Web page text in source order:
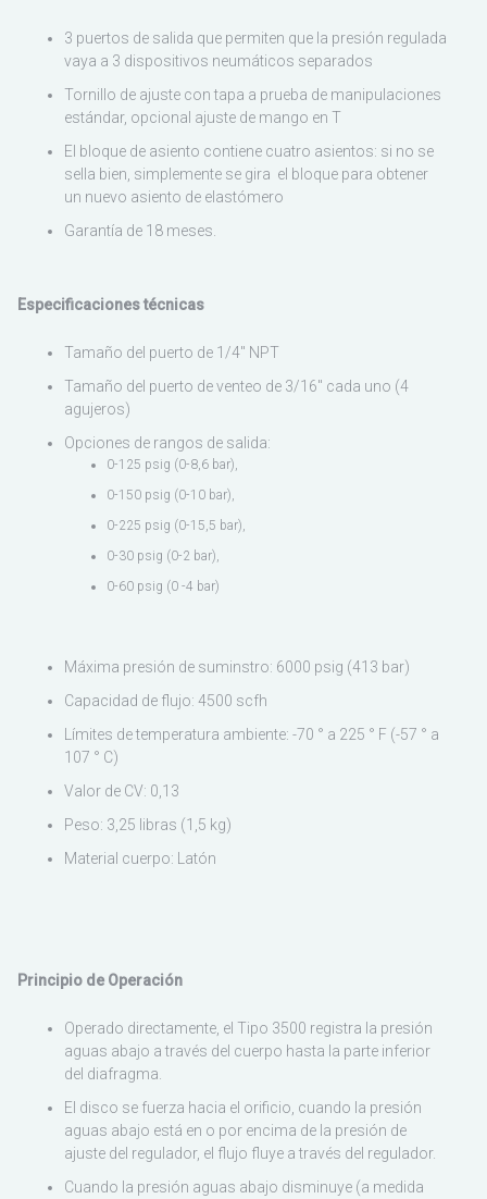
Sudamérica
3 puertos de salida que permiten que la presión regulada
vaya a 3 dispositivos neumáticos separados
Tornillo de ajuste con tapa a prueba de manipulaciones
estándar, opcional ajuste de mango en T
El bloque de asiento contiene cuatro asientos: si no se
sella bien, simplemente se gira el bloque para obtener
un nuevo asiento de elastómero
Garantía de 18 meses.
Especificaciones técnicas
Tamaño del puerto de 1/4" NPT
Tamaño del puerto de venteo de 3/16" cada uno (4
agujeros)
Opciones de rangos de salida:
0-125 psig (0-8,6 bar),
0-150 psig (0-10 bar),
0-225 psig (0-15,5 bar),
0-30 psig (0-2 bar),
0-60 psig (0 -4 bar)
Máxima presión de suminstro: 6000 psig (413 bar)
Capacidad de flujo: 4500 scfh
Límites de temperatura ambiente: -70 ° a 225 ° F (-57 ° a
107 ° C)
Valor de CV: 0,13
Peso: 3,25 libras (1,5 kg)
Material cuerpo: Latón
Principio de Operación
Operado directamente, el Tipo 3500 registra la presión
aguas abajo a través del cuerpo hasta la parte inferior
del diafragma.
El disco se fuerza hacia el orificio, cuando la presión
aguas abajo está en o por encima de la presión de
ajuste del regulador, el flujo fluye a través del regulador.
Cuando la presión aguas abajo disminuye (a medida